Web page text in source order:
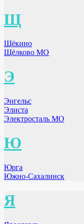
Щ
Щёкино
Щёлково МО
Э
Энгельс
Элиста
Электросталь МО
Ю
Юрга
Южно-Сахалинск
Я